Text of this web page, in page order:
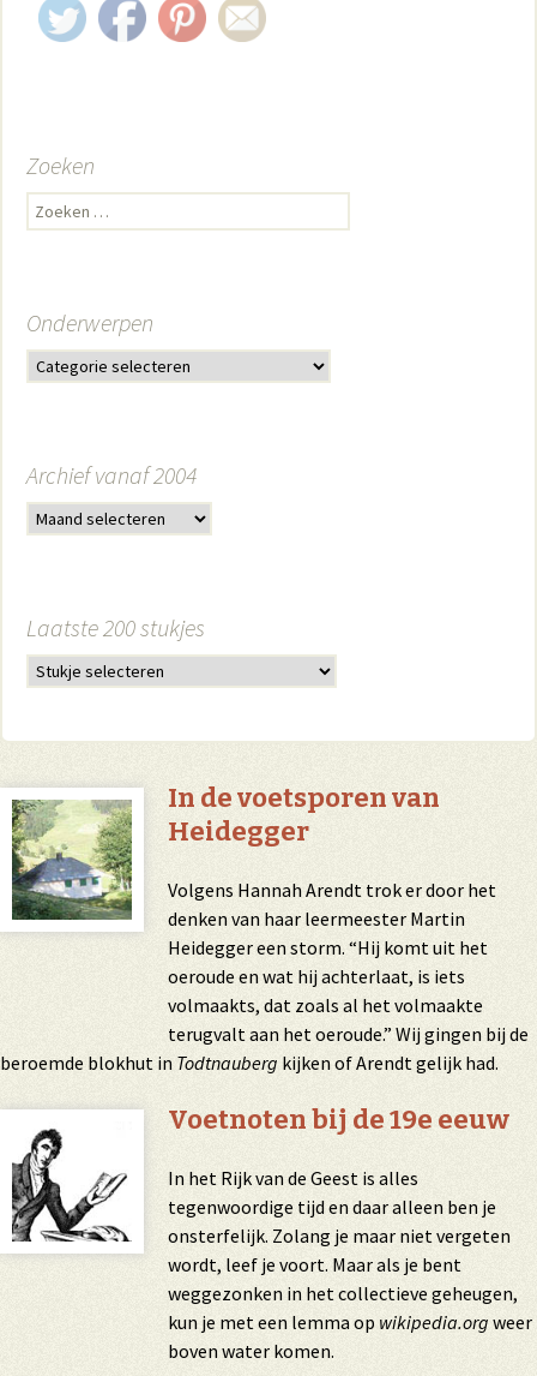
Zoeken
Zoeken naar:
Onderwerpen
Archief vanaf 2004
Laatste 200 stukjes
In de voetsporen van
Heidegger
Volgens Hannah Arendt trok er door het
denken van haar leermeester Martin
Heidegger een storm. “Hij komt uit het
oeroude en wat hij achterlaat, is iets
volmaakts, dat zoals al het volmaakte
terugvalt aan het oeroude.” Wij gingen bij de
beroemde blokhut in Todtnauberg kijken of Arendt gelijk had.
Voetnoten bij de 19e eeuw
In het Rijk van de Geest is alles
tegenwoordige tijd en daar alleen ben je
onsterfelijk. Zolang je maar niet vergeten
wordt, leef je voort. Maar als je bent
weggezonken in het collectieve geheugen,
kun je met een lemma op wikipedia.org weer
boven water komen.